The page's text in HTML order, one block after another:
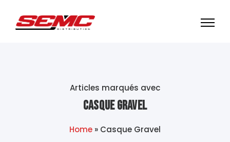
Articles marqués avec
Casque Gravel
Home » Casque Gravel